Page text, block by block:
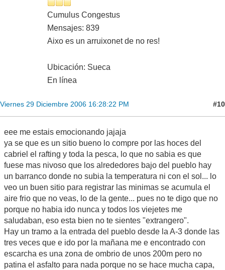
Cumulus Congestus
Mensajes: 839
Aixo es un arruixonet de no res!
Ubicación: Sueca
En línea
Viernes 29 Diciembre 2006 16:28:22 PM #10
eee me estais emocionando jajaja
ya se que es un sitio bueno lo compre por las hoces del
cabriel el rafting y toda la pesca, lo que no sabia es que
fuese mas nivoso que los alrededores bajo del pueblo hay
un barranco donde no subia la temperatura ni con el sol... lo
veo un buen sitio para registrar las minimas se acumula el
aire frio que no veas, lo de la gente... pues no te digo que no
porque no habia ido nunca y todos los viejetes me
saludaban, eso esta bien no te sientes "extrangero".
Hay un tramo a la entrada del pueblo desde la A-3 donde las
tres veces que e ido por la mañana me e encontrado con
escarcha es una zona de ombrio de unos 200m pero no
patina el asfalto para nada porque no se hace mucha capa,